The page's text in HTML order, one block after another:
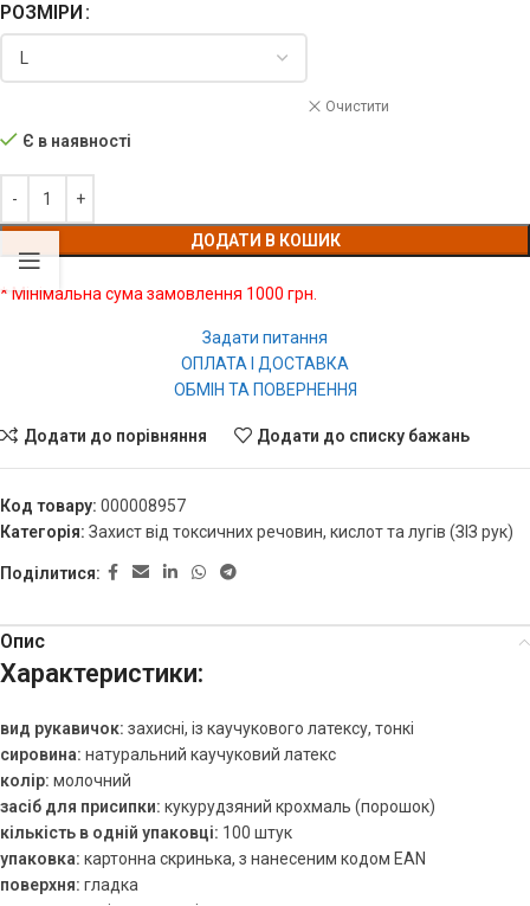
РОЗМІРИ
Очистити
Є в наявності
ДОДАТИ В КОШИК
* Мінімальна сума замовлення 1000 грн.
Задати питання
ОПЛАТА І ДОСТАВКА
ОБМІН ТА ПОВЕРНЕННЯ
Додати до порівняння Додати до списку бажань
Код товару: 000008957
Категорія: Захист від токсичних речовин, кислот та лугів (ЗІЗ рук)
Поділитися:
Опис
Характеристики:
вид рукавичок: захисні, із каучукового латексу, тонкі
сировина: натуральний каучуковий латекс
колір: молочний
засіб для присипки: кукурудзяний крохмаль (порошок)
кількість в одній упаковці: 100 штук
упаковка: картонна скринька, з нанесеним кодом EAN
поверхня: гладка